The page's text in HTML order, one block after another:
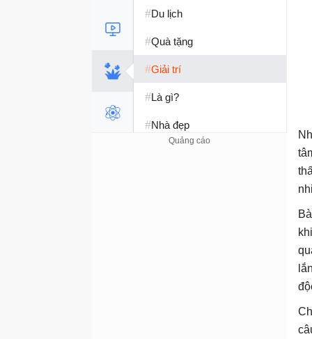
#Du lịch
#Quà tặng
#Giải trí
#Là gì?
#Nhà đẹp